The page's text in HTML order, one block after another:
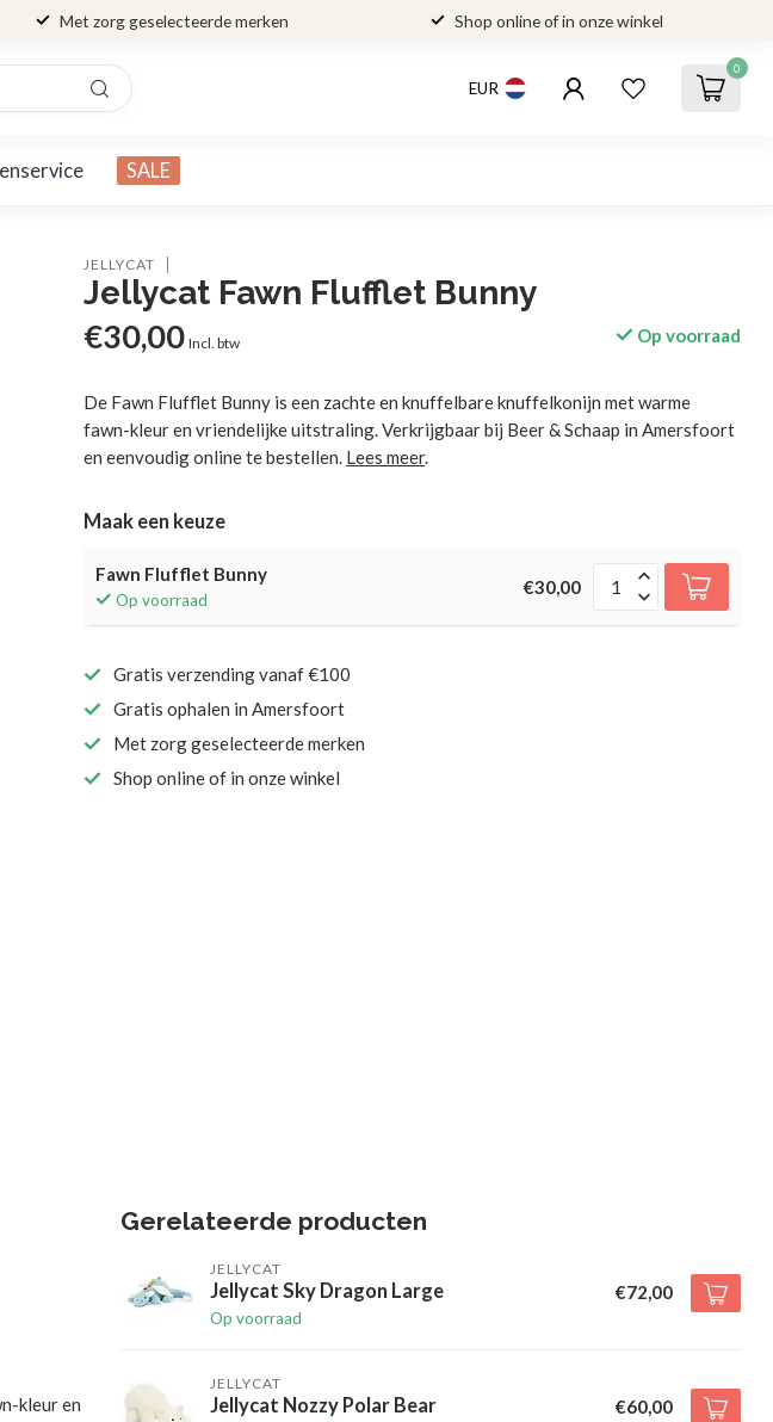
Met zorg geselecteerde merken Shop online of in onze winkel
EUR
0
SALE
JELLYCAT
Jellycat Fawn Flufflet Bunny
€30,00 Incl. btw Op voorraad
De Fawn Flufflet Bunny is een zachte en knuffelbare knuffelkonijn met warme
fawn-kleur en vriendelijke uitstraling. Verkrijgbaar bij Beer & Schaap in Amersfoort
en eenvoudig online te bestellen. Lees meer.
Maak een keuze
Fawn Flufflet Bunny
Op voorraad
€30,00
Gratis verzending vanaf €100
Gratis ophalen in Amersfoort
Met zorg geselecteerde merken
Shop online of in onze winkel
kleur en
Gerelateerde producten
JELLYCAT
Jellycat Sky Dragon Large
Op voorraad
€72,00
JELLYCAT
Jellycat Nozzy Polar Bear €60,00